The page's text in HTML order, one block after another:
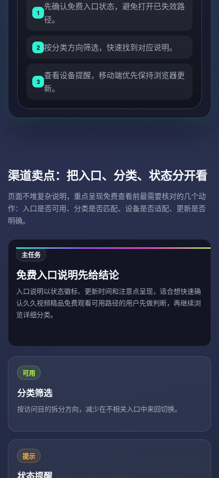
1
先确认免费入口状态，避免打开已失效路
径。
2 按分类方向筛选，快速找到对应说明。
3
查看设备提醒，移动端优先保持浏览器更
新。
渠道卖点：把入口、分类、状态分开看
页面不堆复杂说明，重点呈现免费查看前最需要核对的几个动
作：入口是否可用、分类是否匹配、设备是否适配、更新是否
明确。
主任务
免费入口说明先给结论
入口说明以状态徽标、更新时间和注意点呈现，适合想快速确
认久久视频精品免费观看可用路径的用户先做判断，再继续浏
览详细分类。
可用
分类筛选
按访问目的拆分方向，减少在不相关入口中来回切换。
提示